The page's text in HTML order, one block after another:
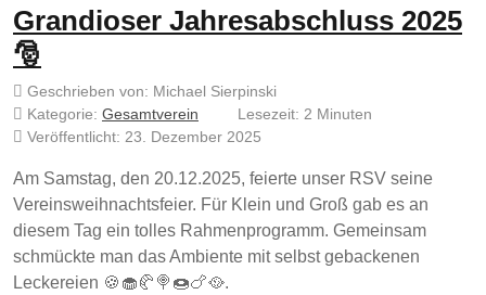
Grandioser Jahresabschluss 2025
🎅
Geschrieben von: Michael Sierpinski
Kategorie: Gesamtverein
Lesezeit: 2 Minuten
Veröffentlicht: 23. Dezember 2025
Am Samstag, den 20.12.2025, feierte unser RSV seine
Vereinsweihnachtsfeier. Für Klein und Groß gab es an
diesem Tag ein tolles Rahmenprogramm. Gemeinsam
schmückte man das Ambiente mit selbst gebackenen
Leckereien 🍪🧁🥐🍭🍩🍗🥘.